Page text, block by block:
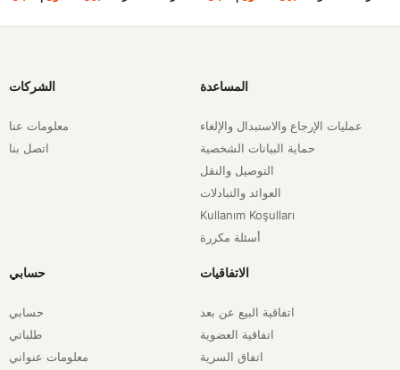
الشركات
معلومات عنا
اتصل بنا
المساعدة
عمليات الإرجاع والاستبدال والإلغاء
حماية البيانات الشخصية
التوصيل والنقل
العوائد والتبادلات
Kullanım Koşulları
أسئلة مكررة
حسابي
حسابي
طلباتي
معلومات عنواني
الاتفاقيات
اتفاقية البيع عن بعد
اتفاقية العضوية
اتفاق السرية